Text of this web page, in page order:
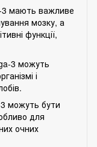
3 мають важливе
мозку, а
функції,
3 можуть
і
можуть бути
для
очних